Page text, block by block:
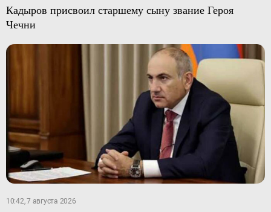
Кадыров присвоил старшему сыну звание Героя
Чечни
10:42, 7 августа 2026